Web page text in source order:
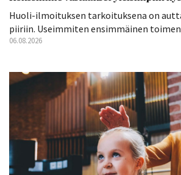
Huoli-ilmoituksen tarkoituksena on
piiriin. Useimmiten ensimmäinen
06.08.2026